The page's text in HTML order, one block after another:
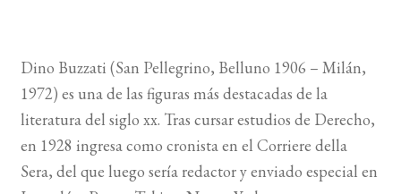
Dino Buzzati (San Pellegrino, Belluno 1906 – Milán,
1972) es una de las figuras más destacadas de la
literatura del siglo xx. Tras cursar estudios de Derecho,
en 1928 ingresa como cronista en el Corriere della
Sera, del que luego sería redactor y enviado especial en